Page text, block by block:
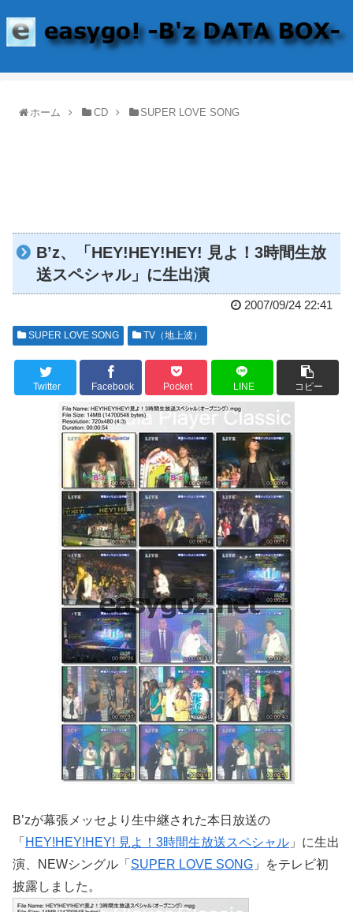
ホーム CD SUPER LOVE SONG
B’z、「HEY!HEY!HEY! 見よ！3時間生放
送スペシャル」に生出演
2007/09/24 22:41
SUPER LOVE SONG TV（地上波）
Twitter Facebook Pocket LINE コピー
B’zが幕張メッセより生中継された本日放送の
「 HEY!HEY!HEY! 見よ！3時間生放送スペシャル 」に生出
演、NEWシングル「 SUPER LOVE SONG 」をテレビ初
披露しました。